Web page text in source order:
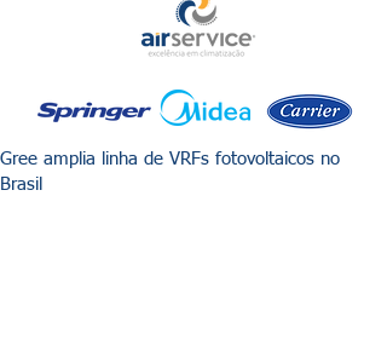
Gree amplia linha de VRFs fotovoltaicos no
Brasil